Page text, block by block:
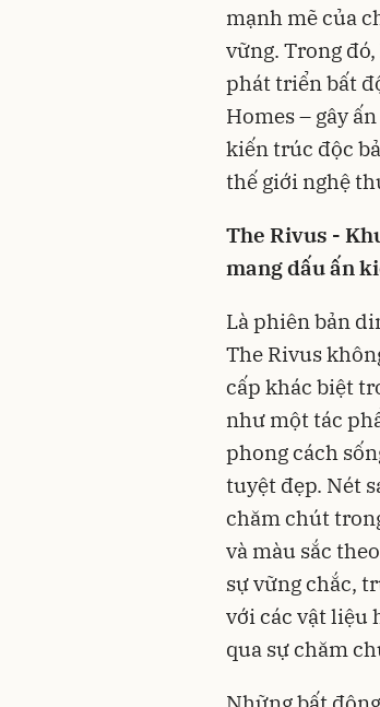
mạnh mẽ của
vững. Trong
phát triển bất
Homes – gây
kiến trúc độc
thế giới nghệ
The Rivus -
mang dấu ấn
Là phiên bản
The Rivus
cấp khác biệt
như một tác
phong cách
tuyệt đẹp. Nét
chăm chút
và màu sắc
sự vững chắc,
với các vật liệu
qua sự chăm